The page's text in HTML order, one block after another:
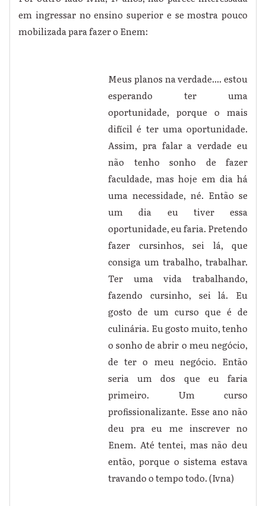
em ingressar no ensino superior e se mostra pouco
mobilizada para fazer o Enem:
Meus planos na verdade.... estou
esperando ter uma
oportunidade, porque o mais
difícil é ter uma oportunidade.
Assim, pra falar a verdade eu
não tenho sonho de fazer
faculdade, mas hoje em dia há
uma necessidade, né. Então se
um dia eu tiver essa
oportunidade, eu faria. Pretendo
fazer cursinhos, sei lá, que
consiga um trabalho, trabalhar.
Ter uma vida trabalhando,
fazendo cursinho, sei lá. Eu
gosto de um curso que é de
culinária. Eu gosto muito, tenho
o sonho de abrir o meu negócio,
de ter o meu negócio. Então
seria um dos que eu faria
primeiro. Um curso
profissionalizante. Esse ano não
deu pra eu me inscrever no
Enem. Até tentei, mas não deu
então, porque o sistema estava
travando o tempo todo. (Ivna)